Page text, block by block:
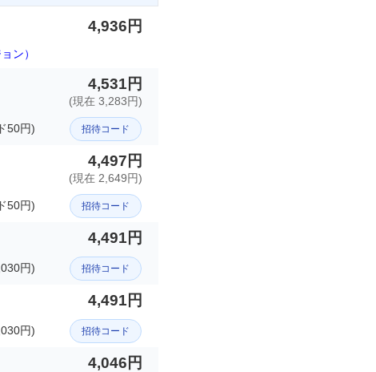
4,936円
ン）
4,531円
(現在 3,283円)
50円) 招待コード
4,497円
(現在 2,649円)
50円) 招待コード
4,491円
円) 招待コード
4,491円
円) 招待コード
4,046円